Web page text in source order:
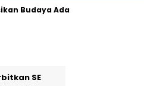
Adat Pusaka Kujang
SE